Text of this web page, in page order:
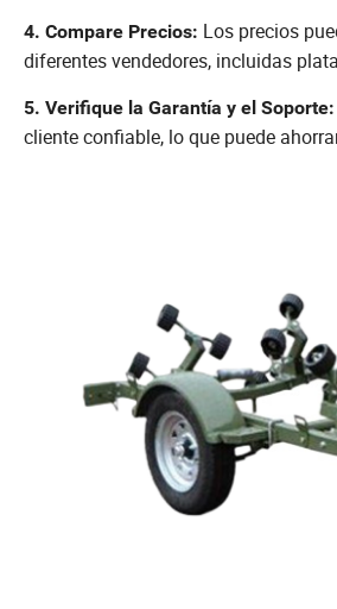
4. Compare Precios: Los precios
diferentes vendedores, incluidas
5. Verifique la Garantía y el Soporte:
cliente confiable, lo que puede